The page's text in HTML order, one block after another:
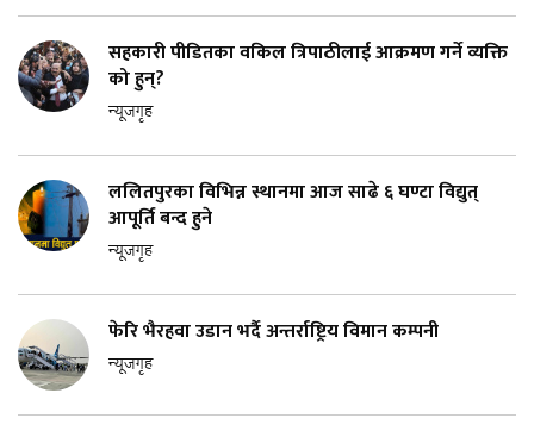
सहकारी पीडितका वकिल त्रिपाठीलाई आक्रमण गर्ने व्यक्ति
को हुन्?
न्यूजगृह
ललितपुरका विभिन्न स्थानमा आज साढे ६ घण्टा विद्युत्
आपूर्ति बन्द हुने
न्यूजगृह
फेरि भैरहवा उडान भर्दै अन्तर्राष्ट्रिय विमान कम्पनी
न्यूजगृह